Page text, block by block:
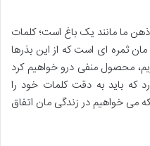
ما مانند یک باغ است؛ کلمات
ثمره ای است که از این بذرها
محصول منفی درو خواهیم کرد
که باید به دقت کلمات خود را
که می خواهیم در زندگی مان اتفاق